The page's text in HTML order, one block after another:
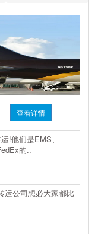
查看详情
!他们是EMS、
的..
运公司想必大家都比